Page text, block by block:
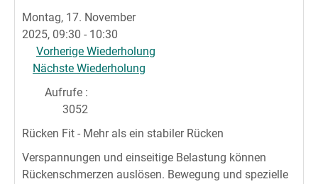
Montag, 17. November
2025, 09:30 - 10:30
Vorherige Wiederholung
Nächste Wiederholung
Aufrufe:
3052
Rücken Fit - Mehr als ein stabiler Rücken
Verspannungen und einseitige Belastung können
Rückenschmerzen auslösen. Bewegung und spezielle